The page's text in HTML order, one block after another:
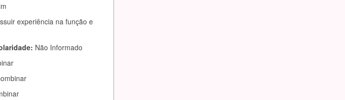
experiência na função e
Não Informado